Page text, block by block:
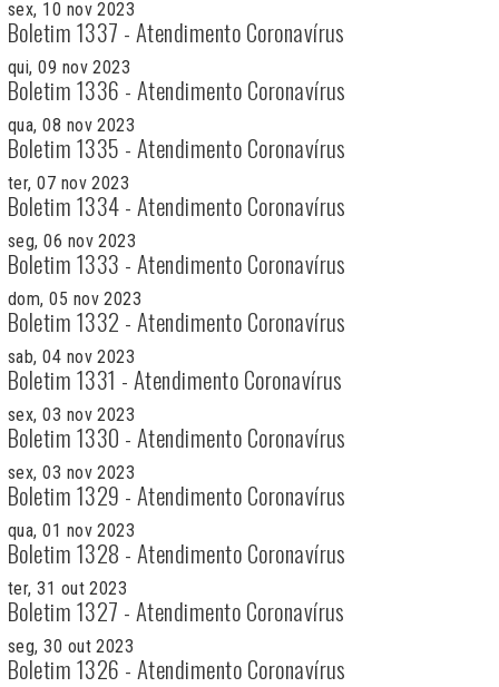
sex, 10 nov 2023
Boletim 1337 - Atendimento Coronavírus
qui, 09 nov 2023
Boletim 1336 - Atendimento Coronavírus
qua, 08 nov 2023
Boletim 1335 - Atendimento Coronavírus
ter, 07 nov 2023
Boletim 1334 - Atendimento Coronavírus
seg, 06 nov 2023
Boletim 1333 - Atendimento Coronavírus
dom, 05 nov 2023
Boletim 1332 - Atendimento Coronavírus
sab, 04 nov 2023
Boletim 1331 - Atendimento Coronavírus
sex, 03 nov 2023
Boletim 1330 - Atendimento Coronavírus
sex, 03 nov 2023
Boletim 1329 - Atendimento Coronavírus
qua, 01 nov 2023
Boletim 1328 - Atendimento Coronavírus
ter, 31 out 2023
Boletim 1327 - Atendimento Coronavírus
seg, 30 out 2023
Boletim 1326 - Atendimento Coronavírus